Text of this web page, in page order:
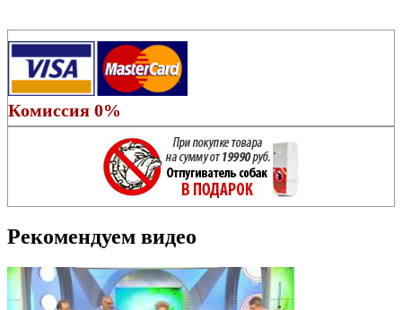
Комиссия 0%
Рекомендуем видео